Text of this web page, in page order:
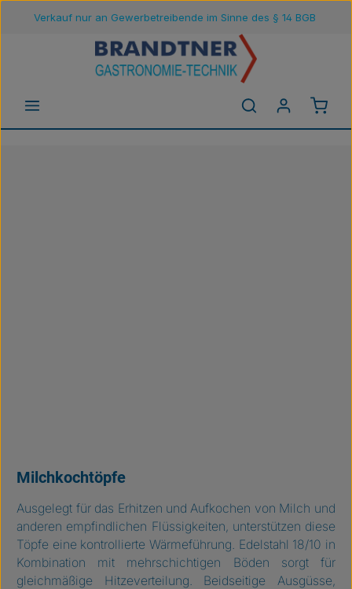
Zum Hauptinhalt springen
Verkauf nur an Gewerbetreibende im Sinne des § 14 BGB
Milchkochtöpfe
Ausgelegt für das Erhitzen und Aufkochen von Milch und
anderen empfindlichen Flüssigkeiten, unterstützen diese
Töpfe eine kontrollierte Wärmeführung. Edelstahl 18/10 in
Kombination mit mehrschichtigen Böden sorgt für
gleichmäßige Hitzeverteilung. Beidseitige Ausgüsse,